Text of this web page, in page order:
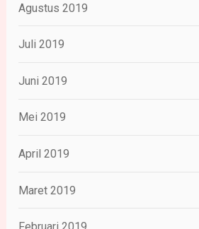
Agustus 2019
Juli 2019
Juni 2019
Mei 2019
April 2019
Maret 2019